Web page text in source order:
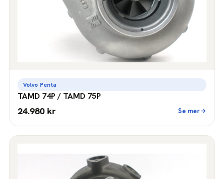
Volvo Penta
TAMD 74P / TAMD 75P
24.980 kr Se mer